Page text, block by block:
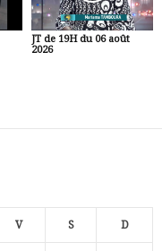
JT de 19H du 06 août
2026
V S D